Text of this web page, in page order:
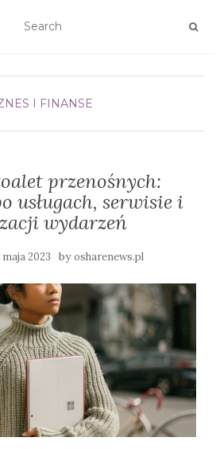
I FINANSE
przenośnych:
usługach, serwisie i
wydarzeń
maja 2023 byosharenews.pl